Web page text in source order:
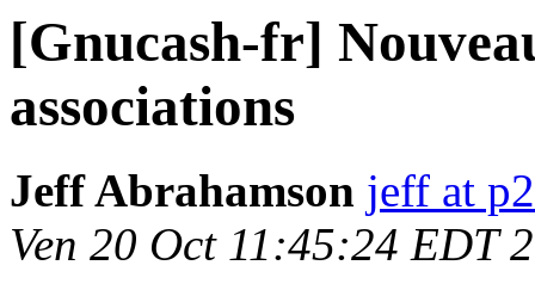
[Gnucash-fr]
associations
Jeff Abrahamson jeff at
Ven 20 Oct 11:45:24 EDT